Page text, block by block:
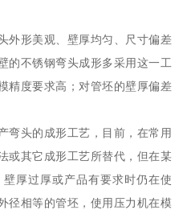
外形美观、壁厚均匀、尺寸偏差
的不锈钢弯头成形多采用这一工
精度要求高；对管坯的壁厚偏差
弯头的成形工艺，目前，在常用
或其它成形工艺所替代，但在某
厚过厚或产品有要求时仍在使
径相等的管坯，使用压力机在模